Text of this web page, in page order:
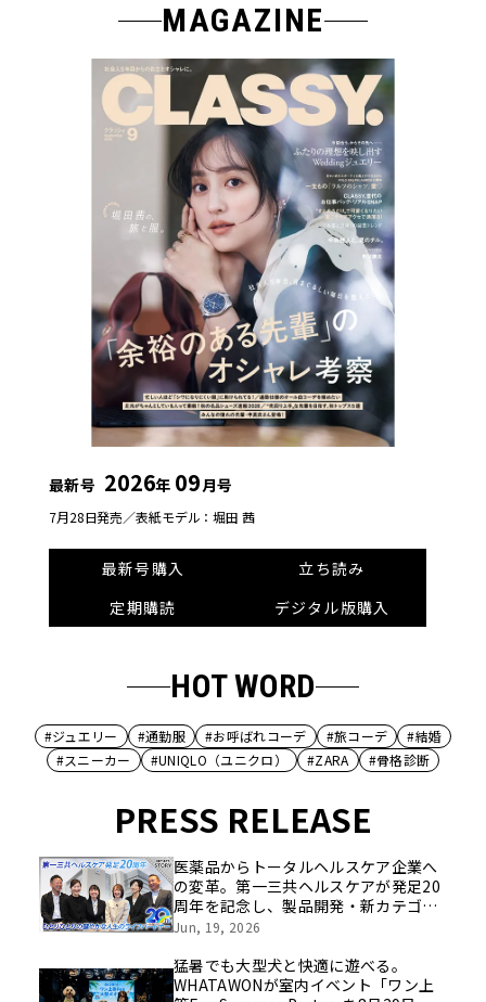
MAGAZINE
最新号 2026年 09月号
7月28日発売／表紙モデル：堀田 茜
最新号購入
立ち読み
定期購読
デジタル版購入
HOT WORD
#ジュエリー #通勤服 #お呼ばれコーデ #旅コーデ
#結婚
#スニーカー
#UNIQLO（ユニクロ） #ZARA #骨格診断
PRESS RELEASE
医薬品からトータルヘルスケア企業へ
の変革。第一三共ヘルスケアが発足20
周年を記念し、製品開発・新カテゴリ
挑戦の舞台や旧社統合時のエピソード
像を公開！
Jun, 19, 2026
猛暑でも大型犬と快適に遊べる。
WHATAWONが室内イベント「ワン上